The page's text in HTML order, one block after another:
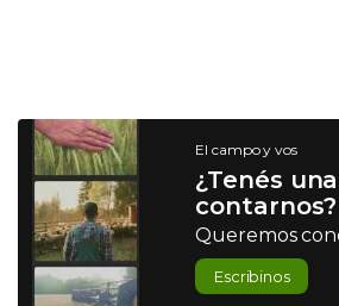
El campo y vos
¿Tenés
contarnos?
Queremos
Escribinos